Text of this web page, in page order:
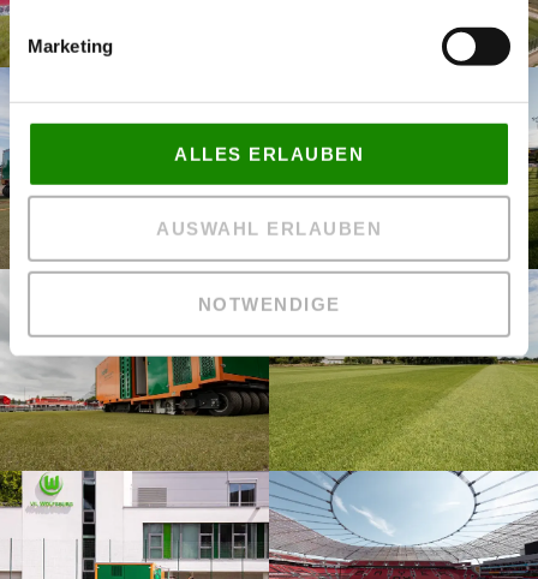
Marketing
ALLES ERLAUBEN
AUSWAHL ERLAUBEN
NOTWENDIGE